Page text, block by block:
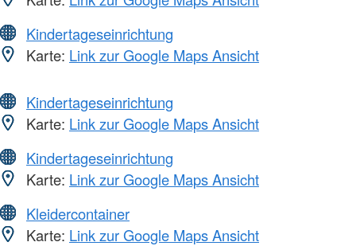
Kindertageseinrichtung
Karte: Link zur Google Maps Ansicht
Kindertageseinrichtung
Karte: Link zur Google Maps Ansicht
Kindertageseinrichtung
Karte: Link zur Google Maps Ansicht
Kleidercontainer
Karte: Link zur Google Maps Ansicht